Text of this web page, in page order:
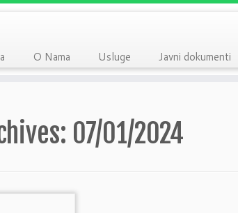
O Nama Usluge Javni dokumenti
07/01/2024